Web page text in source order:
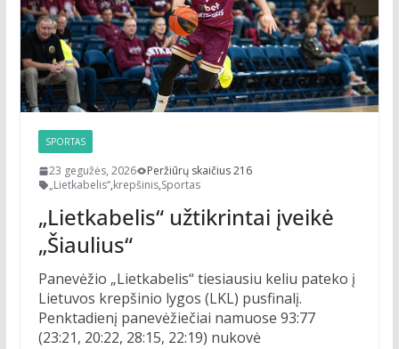
SPORTAS
23 gegužės, 2026
Peržiūrų skaičius 216
„Lietkabelis“,krepšinis,Sportas
„Lietkabelis“ užtikrintai įveikė
„Šiaulius“
Panevėžio „Lietkabelis“ tiesiausiu keliu pateko į
Lietuvos krepšinio lygos (LKL) pusfinalį.
Penktadienį panevėžiečiai namuose 93:77
(23:21, 20:22, 28:15, 22:19) nukovė